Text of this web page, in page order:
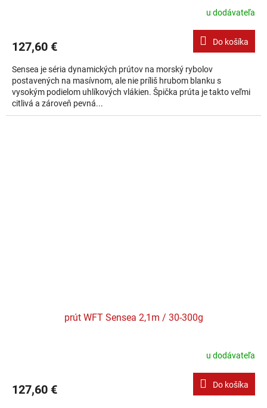
u dodávateľa
127,60 € Do košíka
Sensea je séria dynamických prútov na morský rybolov
postavených na masívnom, ale nie príliš hrubom blanku s
vysokým podielom uhlíkových vlákien. Špička prúta je takto veľmi
citlivá a zároveň pevná...
prút WFT Sensea 2,1m / 30-300g
u dodávateľa
127,60 € Do košíka